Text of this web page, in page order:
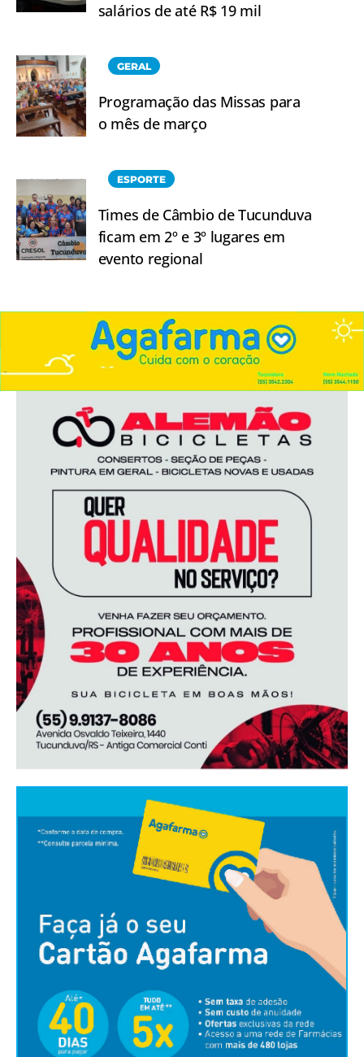
salários de até R$ 19 mil
GERAL
Programação das Missas para
o mês de março
ESPORTE
Times de Câmbio de Tucunduva
ficam em 2º e 3º lugares em
evento regional